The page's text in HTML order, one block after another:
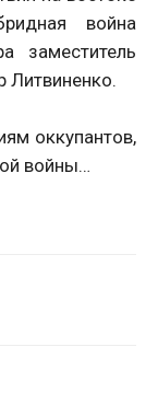
война
заместитель
Литвиненко.
оккупантов,
войны…